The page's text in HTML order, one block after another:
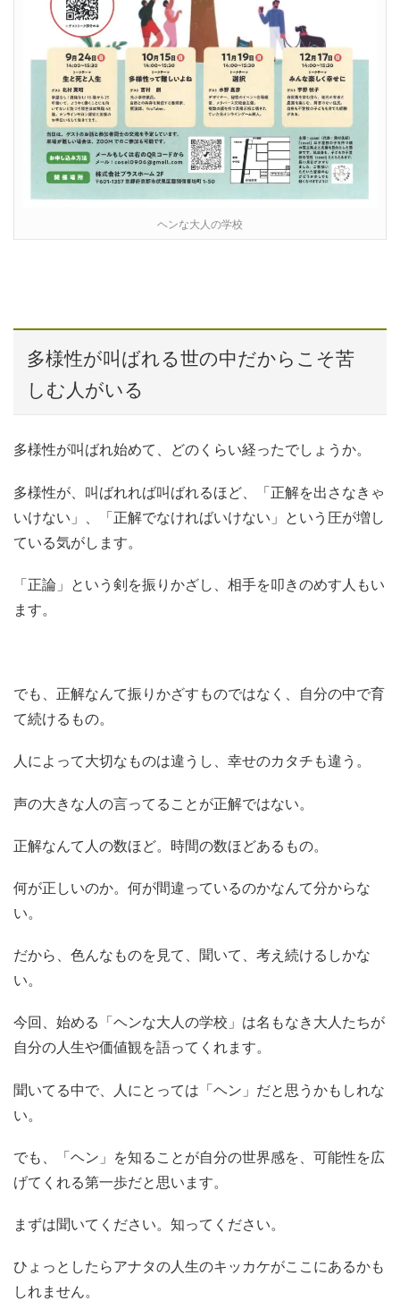
ヘンな大人の学校
多様性が叫ばれる世の中だからこそ苦
しむ人がいる
多様性が叫ばれ始めて、どのくらい経ったでしょうか。
多様性が、叫ばれれば叫ばれるほど、「正解を出さなきゃ
いけない」、「正解でなければいけない」という圧が増し
ている気がします。
「正論」という剣を振りかざし、相手を叩きのめす人もい
ます。
でも、正解なんて振りかざすものではなく、自分の中で育
て続けるもの。
人によって大切なものは違うし、幸せのカタチも違う。
声の大きな人の言ってることが正解ではない。
正解なんて人の数ほど。時間の数ほどあるもの。
何が正しいのか。何が間違っているのかなんて分からな
い。
だから、色んなものを見て、聞いて、考え続けるしかな
い。
今回、始める「ヘンな大人の学校」は名もなき大人たちが
自分の人生や価値観を語ってくれます。
聞いてる中で、人にとっては「ヘン」だと思うかもしれな
い。
でも、「ヘン」を知ることが自分の世界感を、可能性を広
げてくれる第一歩だと思います。
まずは聞いてください。知ってください。
ひょっとしたらアナタの人生のキッカケがここにあるかも
しれません。